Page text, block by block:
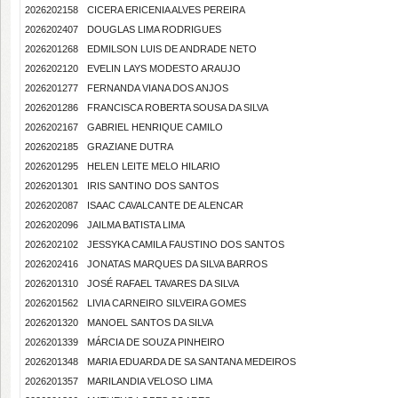
2026202158
CICERA ERICENIA ALVES PEREIRA
2026202407
DOUGLAS LIMA RODRIGUES
2026201268
EDMILSON LUIS DE ANDRADE NETO
2026202120
EVELIN LAYS MODESTO ARAUJO
2026201277
FERNANDA VIANA DOS ANJOS
2026201286
FRANCISCA ROBERTA SOUSA DA SILVA
2026202167
GABRIEL HENRIQUE CAMILO
2026202185
GRAZIANE DUTRA
2026201295
HELEN LEITE MELO HILARIO
2026201301
IRIS SANTINO DOS SANTOS
2026202087
ISAAC CAVALCANTE DE ALENCAR
2026202096
JAILMA BATISTA LIMA
2026202102
JESSYKA CAMILA FAUSTINO DOS SANTOS
2026202416
JONATAS MARQUES DA SILVA BARROS
2026201310
JOSÉ RAFAEL TAVARES DA SILVA
2026201562
LIVIA CARNEIRO SILVEIRA GOMES
2026201320
MANOEL SANTOS DA SILVA
2026201339
MÁRCIA DE SOUZA PINHEIRO
2026201348
MARIA EDUARDA DE SA SANTANA MEDEIROS
2026201357
MARILANDIA VELOSO LIMA